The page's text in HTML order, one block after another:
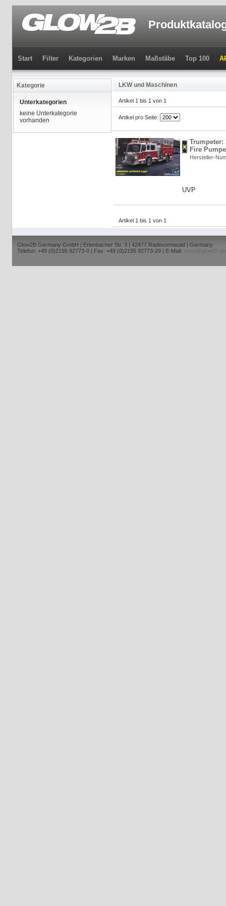
Start Filter Kategorien Marken Maßstäbe Top 100
Kategorie
Unterkategorien
keine Unterkategorie
vorhanden
LKW und Maschinen
Artikel 1 bis 1 von 1
Artikel pro Seite:
Trumpeter:
Fire
Hersteller-
UVP
Artikel 1 bis 1 von 1
Glow2B Germany GmbH | Erlenbacher Str. 3 | 42477 Radevormwald | Germany
Telefon: +49 (0)2195 92773-0 | Fax: +49 (0)2195 92773-29 | E-Mail:
shop@glow2b.de